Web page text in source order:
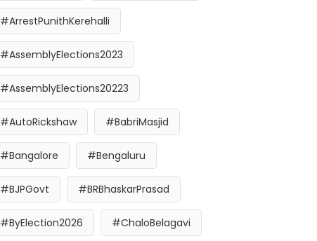
#ArrestPunithKerehalli
#AssemblyElections2023
#AssemblyElections20223
#AutoRickshaw #BabriMasjid
#Bangalore #Bengaluru
#BJPGovt #BRBhaskarPrasad
#ByElection2026 #ChaloBelagavi